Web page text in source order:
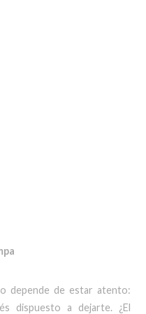
depende de estar atento:
dispuesto a dejarte. ¿El